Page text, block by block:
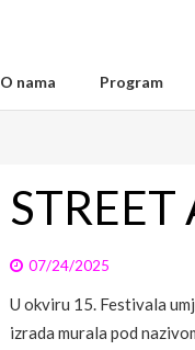
O nama Program
STREET
07/24/2025
U okviru 15. Festivala
izrada murala pod